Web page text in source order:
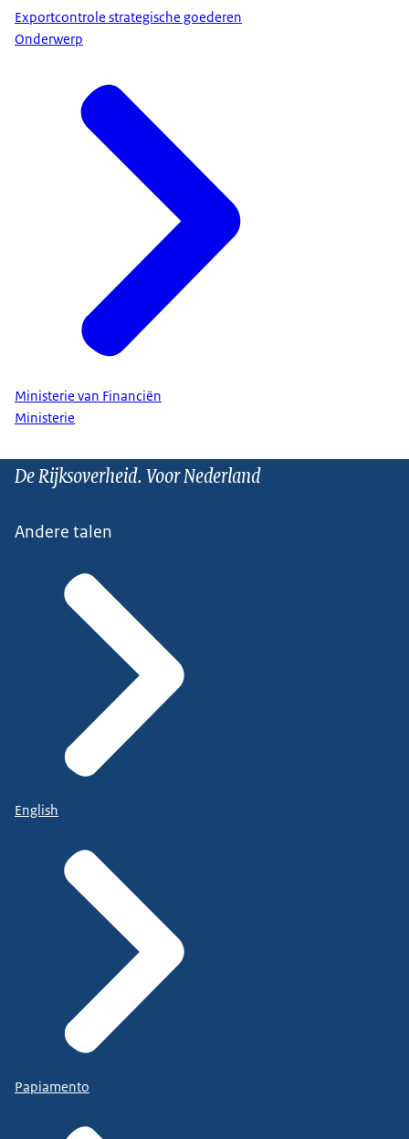
Exportcontrole strategische goederen
Onderwerp
Ministerie van Financiën
Ministerie
De Rijksoverheid. Voor Nederland
Andere talen
English
Papiamento